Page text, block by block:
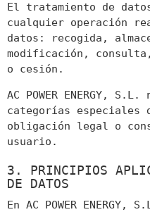
El tratamiento de
cualquier operación
datos: recogida,
modificación,
o cesión.
AC POWER ENERGY,
categorías especiales
obligación legal o
usuario.
3. PRINCIPIOS
DE DATOS
En AC POWER